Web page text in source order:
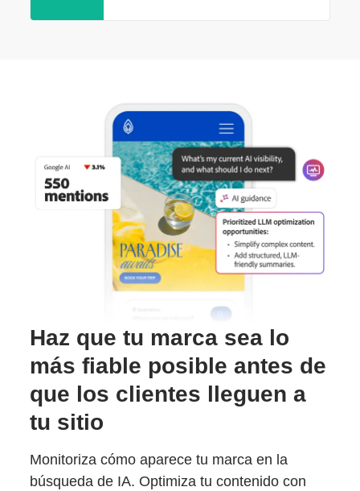
Haz que tu marca sea lo
más fiable posible antes de
que los clientes lleguen a
tu sitio
Monitoriza cómo aparece tu marca en la
búsqueda de IA. Optimiza tu contenido con